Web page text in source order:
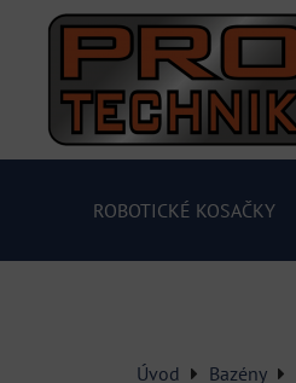
ROBOTICKÉ KOSAČKY
Úvod Bazény